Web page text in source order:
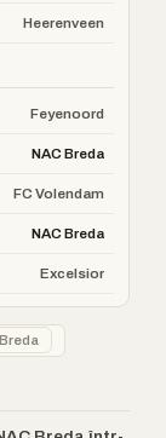
Heerenveen
Feyenoord
NAC Breda
FC Volendam
NAC Breda
Excelsior